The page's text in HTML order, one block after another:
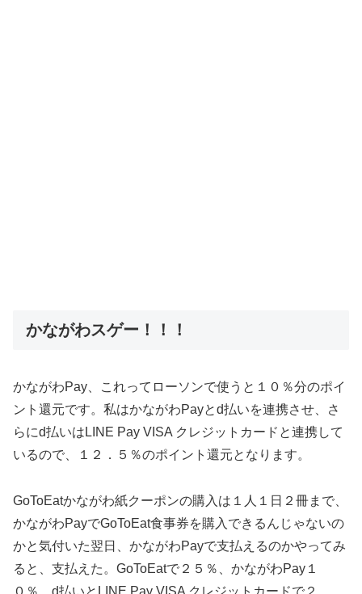
かながわスゲー！！！
かながわPay、これってローソンで使うと１０％分のポイ
ント還元です。私はかながわPayとd払いを連携させ、さ
らにd払いはLINE Pay VISA クレジットカードと連携して
いるので、１２．５％のポイント還元となります。
GoToEatかながわ紙クーポンの購入は１人１日２冊まで、
かながわPayでGoToEat食事券を購入できるんじゃないの
かと気付いた翌日、かながわPayで支払えるのかやってみ
ると、支払えた。GoToEatで２５％、かながわPay１
０％、d払いとLINE Pay VISA クレジットカードで２．